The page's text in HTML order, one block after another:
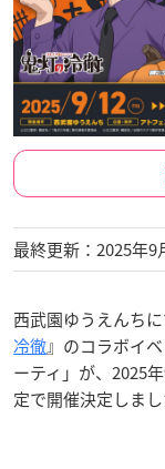
最終更新：2025年9
西武園ゆうえんち
冷徹』のコラボイ
ーティ」が、2025
定で開催決定しまし